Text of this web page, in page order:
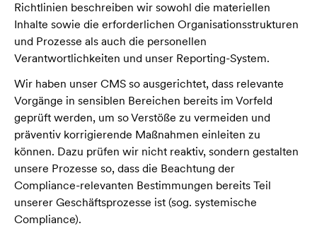
Richtlinien beschreiben wir sowohl die materiellen
Inhalte sowie die erforderlichen Organisationsstrukturen
und Prozesse als auch die personellen
Verantwortlichkeiten und unser Reporting-System.
Wir haben unser CMS so ausgerichtet, dass relevante
Vorgänge in sensiblen Bereichen bereits im Vorfeld
geprüft werden, um so Verstöße zu vermeiden und
präventiv korrigierende Maßnahmen einleiten zu
können. Dazu prüfen wir nicht reaktiv, sondern gestalten
unsere Prozesse so, dass die Beachtung der
Compliance-relevanten Bestimmungen bereits Teil
unserer Geschäftsprozesse ist (sog. systemische
Compliance).